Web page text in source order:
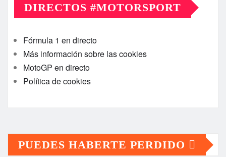
DIRECTOS #MOTORSPORT
Fórmula 1 en directo
Más información sobre las cookies
MotoGP en directo
Política de cookies
PUEDES HABERTE PERDIDO